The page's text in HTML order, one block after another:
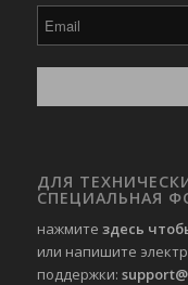
ДЛЯ
СПЕЦИАЛЬНАЯ
нажмите здесь
или напишите
поддержки: